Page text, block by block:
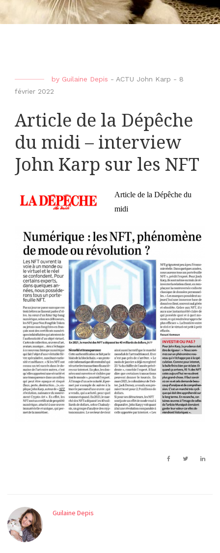
by Guilaine Depis - ACTU John Karp - 8
février 2022
Article de la Dépêche
du midi – interview
John Karp sur les NFT
Article de la Dépêche du
midi
Guilaine Depis